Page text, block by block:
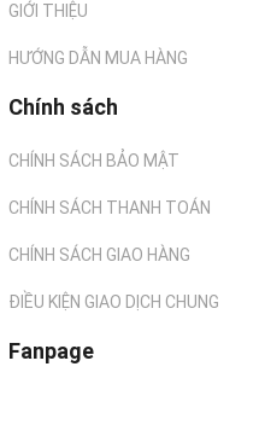
GIỚI THIỆU
HƯỚNG DẪN MUA HÀNG
Chính sách
CHÍNH SÁCH BẢO MẬT
CHÍNH SÁCH THANH TOÁN
CHÍNH SÁCH GIAO HÀNG
ĐIỀU KIỆN GIAO DỊCH CHUNG
Fanpage